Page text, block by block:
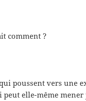
comment ?
poussent vers une
elle-même mener